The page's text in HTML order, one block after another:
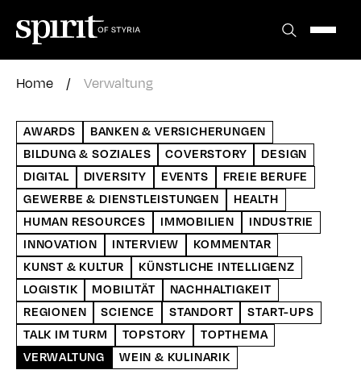
Inhalt
springen
Home
/ Verwaltung
AWARDS
BANKEN & VERSICHERUNGEN
BILDUNG & SOZIALES
COVERSTORY
DESIGN
DIGITAL
DIVERSITY EVENTS
FREIE BERUFE
GEWERBE & DIENSTLEISTUNGEN
HEALTH
HUMAN RESOURCES
IMMOBILIEN
INDUSTRIE
INNOVATION
INTERVIEW
KOMMENTAR
KUNST & KULTUR
KÜNSTLICHE INTELLIGENZ
LOGISTIK
MOBILITÄT
NACHHALTIGKEIT
REGIONEN
SCIENCE STANDORT
START-UPS
TALK IM TURM
TOPSTORY
TOPTHEMA
VERWALTUNG
WEIN & KULINARIK